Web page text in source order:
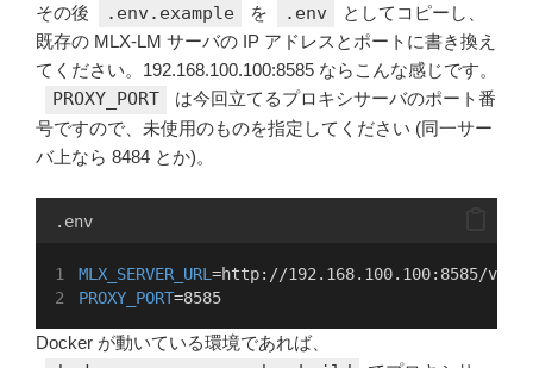
その後 .env.example を .env
としてコピーし、
既存の MLX-LM サーバの IP アドレスとポートに書き換え
てください。192.168.100.100:8585 ならこんな感じです。
PROXY_PORT
は今回立てるプロキシサーバのポート番
号ですので、未使用のものを指定してください (同一サー
バ上なら 8484 とか)。
.env
MLX_SERVER_URL=http://192.168.100.100:8585/v1
PROXY_PORT=8585
Docker が動いている環境であれば、